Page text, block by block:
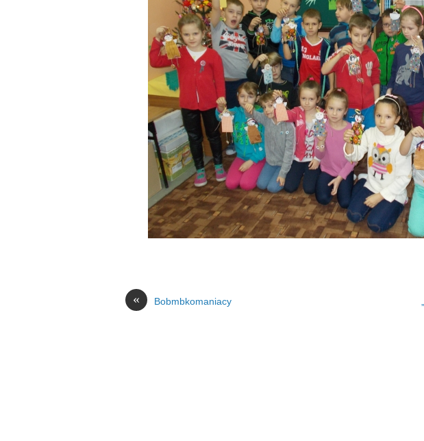
« Bobmbkomaniacy